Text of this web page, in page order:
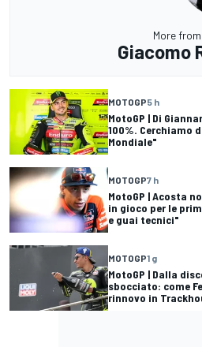
More from
Giacomo
MOTOGP5 h
MotoGP | Di
100%. Cerchiamo
Mondiale"
MOTOGP7 h
MotoGP | Acosta
in gioco per le
e guai tecnici"
MOTOGP1 g
MotoGP | Dalla
sbocciato: come
rinnovo in